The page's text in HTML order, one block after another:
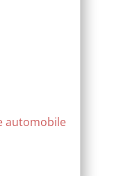
automobile